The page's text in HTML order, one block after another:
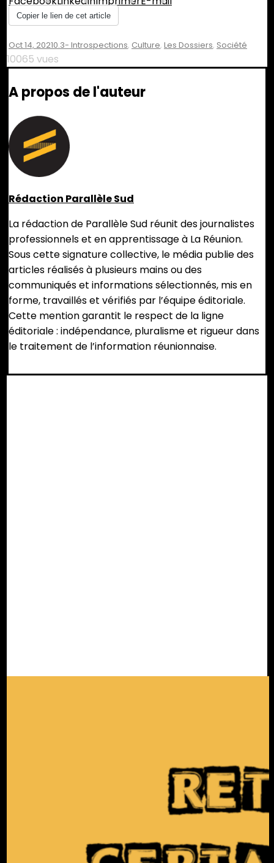
Copier le lien de cet article
Oct 14, 20210.3- Introspections, Culture, Les Dossiers, Société
10065 vues
A propos de l'auteur
Rédaction Parallèle Sud
La rédaction de Parallèle Sud réunit des journalistes
professionnels et en apprentissage à La Réunion.
Sous cette signature collective, le média publie des
articles réalisés à plusieurs mains ou des
communiqués et informations sélectionnés, mis en
forme, travaillés et vérifiés par l’équipe éditoriale.
Cette mention garantit le respect de la ligne
éditoriale : indépendance, pluralisme et rigueur dans
le traitement de l’information réunionnaise.